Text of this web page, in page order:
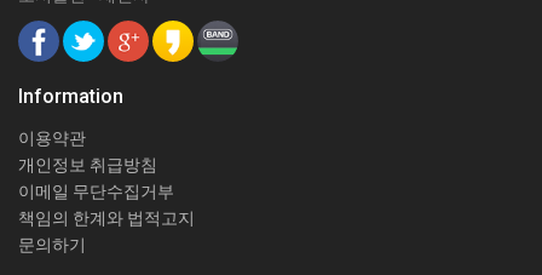
Information
이용약관
개인정보 취급방침
이메일 무단수집거부
책임의 한계와 법적고지
문의하기